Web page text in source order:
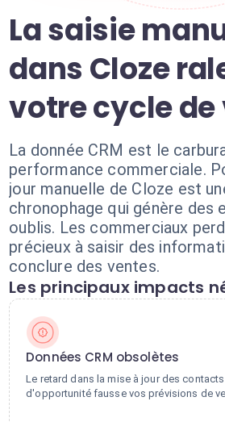
La saisie
dans Cloze
votre cycle de
La donnée CRM est le
performance commerciale.
jour manuelle de Cloze est
chronophage qui génère des
oublis. Les commerciaux
précieux à saisir des
conclure des ventes.
Les principaux impacts
Données CRM obsolètes
Le retard dans la mise à jour des
d'opportunité fausse vos prévisions de